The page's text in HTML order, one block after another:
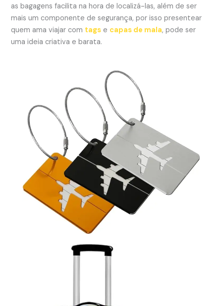
as bagagens facilita na hora de localizá-las, além de ser
mais um componente de segurança, por isso presentear
quem ama viajar com tags e capas de mala, pode ser
uma ideia criativa e barata.